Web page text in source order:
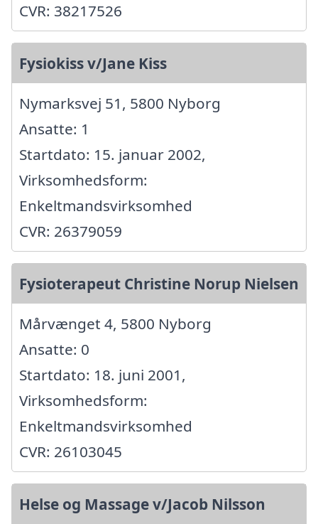
CVR: 38217526
Fysiokiss v/Jane Kiss
Nymarksvej 51, 5800 Nyborg
Ansatte: 1
Startdato: 15. januar 2002,
Virksomhedsform:
Enkeltmandsvirksomhed
CVR: 26379059
Fysioterapeut Christine Norup Nielsen
Mårvænget 4, 5800 Nyborg
Ansatte: 0
Startdato: 18. juni 2001,
Virksomhedsform:
Enkeltmandsvirksomhed
CVR: 26103045
Helse og Massage v/Jacob Nilsson